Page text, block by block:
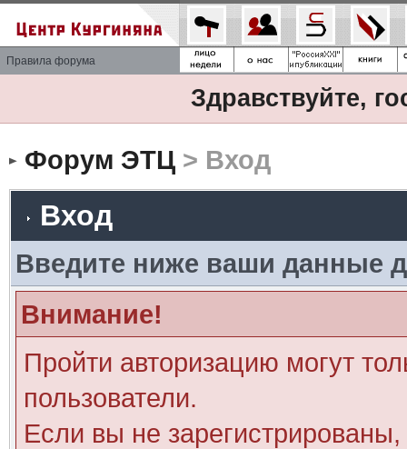
Правила форума
Здравствуйте,
Форум ЭТЦ> Вход
Вход
Введите ниже ваши данные
Внимание!
Пройти авторизацию могут
пользователи.
Если вы не